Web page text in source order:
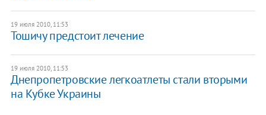
19 июля 2010, 11:53
Тошичу предстоит лечение
19 июля 2010, 11:53
Днепропетровские легкоатлеты стали вторыми
на Кубке Украины